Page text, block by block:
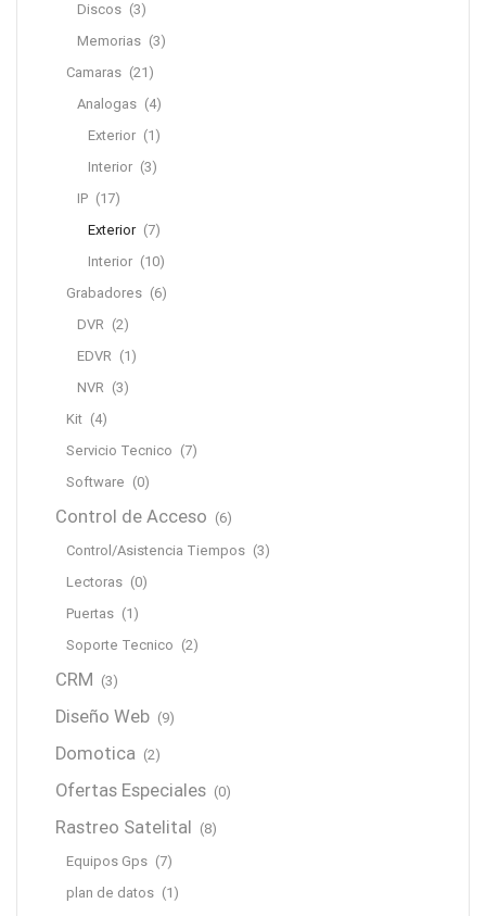
Discos (3)
Memorias (3)
Camaras (21)
Analogas (4)
Exterior (1)
Interior (3)
IP (17)
Exterior (7)
Interior (10)
Grabadores (6)
DVR (2)
EDVR (1)
NVR (3)
Kit (4)
Servicio Tecnico (7)
Software (0)
Control de Acceso (6)
Control/Asistencia Tiempos (3)
Lectoras (0)
Puertas (1)
Soporte Tecnico (2)
CRM (3)
Diseño Web (9)
Domotica (2)
Ofertas Especiales (0)
Rastreo Satelital
(8)
Equipos Gps (7)
plan de datos (1)